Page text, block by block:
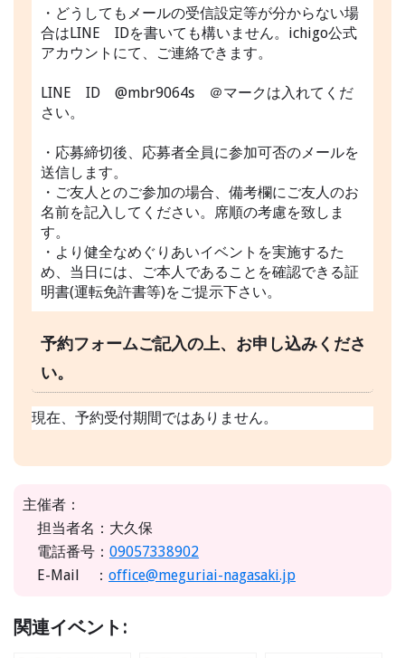
・どうしてもメールの受信設定等が分からない場
合はLINE IDを書いても構いません。ichigo公式
アカウントにて、ご連絡できます。
LINE ID @mbr9064s ＠マークは入れてくだ
さい。
・応募締切後、応募者全員に参加可否のメールを
送信します。
・ご友人とのご参加の場合、備考欄にご友人のお
名前を記入してください。席順の考慮を致しま
す。
・より健全なめぐりあいイベントを実施するた
め、当日には、ご本人であることを確認できる証
明書(運転免許書等)をご提示下さい。
予約フォームご記入の上、お申し込みくださ
い。
現在、予約受付期間ではありません。
主催者：
担当者名：大久保
電話番号： 09057338902
E-Mail ： office@meguriai-nagasaki.jp
関連イベント: